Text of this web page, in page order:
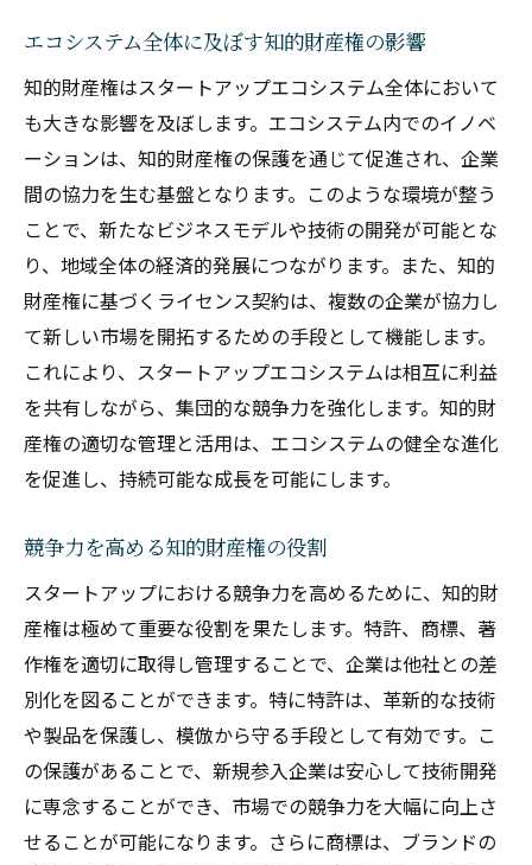
知的財産権が提供する法的保護の利点
新規企業の市場参入を支える知的財産権
法的リスクを軽減する知的財産の管理
独自技術の保護と市場での信頼獲得
知的財産がもたらす安心感と信頼性
知的財産権による新規ビジネスモデルの展
開
特許と商標がスタートアップの未来を切り開く
カギとなる
特許取得で実現する技術革新の未来
商標によるブランド認知の強化
スタートアップの未来を切り開く知的財産
特許と商標がスタートアップに与える競争
優位性
知的財産権の取得がもたらす長期的な影響
スタートアップの成功を左右する知的財産
権の選択
知的財産権を活用した独自の価値創造と企業成
長の秘訣
独自の価値を生み出す知的財産の活用法
エコシステム全体に及ぼす知的財産権の影響
知的財産権はスタートアップエコシステム全体において
も大きな影響を及ぼします。エコシステム内でのイノベ
ーションは、知的財産権の保護を通じて促進され、企業
間の協力を生む基盤となります。このような環境が整う
ことで、新たなビジネスモデルや技術の開発が可能とな
り、地域全体の経済的発展につながります。また、知的
財産権に基づくライセンス契約は、複数の企業が協力し
て新しい市場を開拓するための手段として機能します。
これにより、スタートアップエコシステムは相互に利益
を共有しながら、集団的な競争力を強化します。知的財
産権の適切な管理と活用は、エコシステムの健全な進化
を促進し、持続可能な成長を可能にします。
競争力を高める知的財産権の役割
スタートアップにおける競争力を高めるために、知的財
産権は極めて重要な役割を果たします。特許、商標、著
作権を適切に取得し管理することで、企業は他社との差
別化を図ることができます。特に特許は、革新的な技術
や製品を保護し、模倣から守る手段として有効です。こ
の保護があることで、新規参入企業は安心して技術開発
に専念することができ、市場での競争力を大幅に向上さ
せることが可能になります。さらに商標は、ブランドの